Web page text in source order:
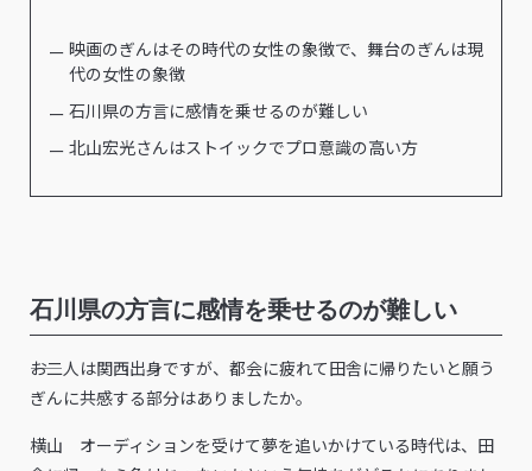
映画のぎんはその時代の女性の象徴で、舞台のぎんは現
代の女性の象徴
石川県の方言に感情を乗せるのが難しい
北山宏光さんはストイックでプロ意識の高い方
石川県の方言に感情を乗せるのが難しい
――お二人は関西出身ですが、都会に疲れて田舎に帰りたいと願う
ぎんに共感する部分はありましたか。
横山 オーディションを受けて夢を追いかけている時代は、田